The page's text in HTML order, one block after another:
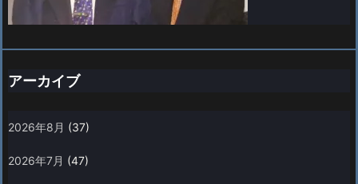
アーカイブ
2026年8月 (37)
2026年7月 (47)